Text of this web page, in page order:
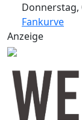
Donnerstag,
Fankurve
Anzeige